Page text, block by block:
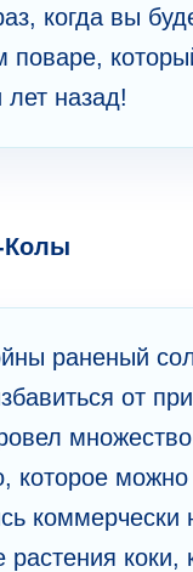
когда вы
поваре,
назад!
Колы
раненый
от
которое
растения коки,